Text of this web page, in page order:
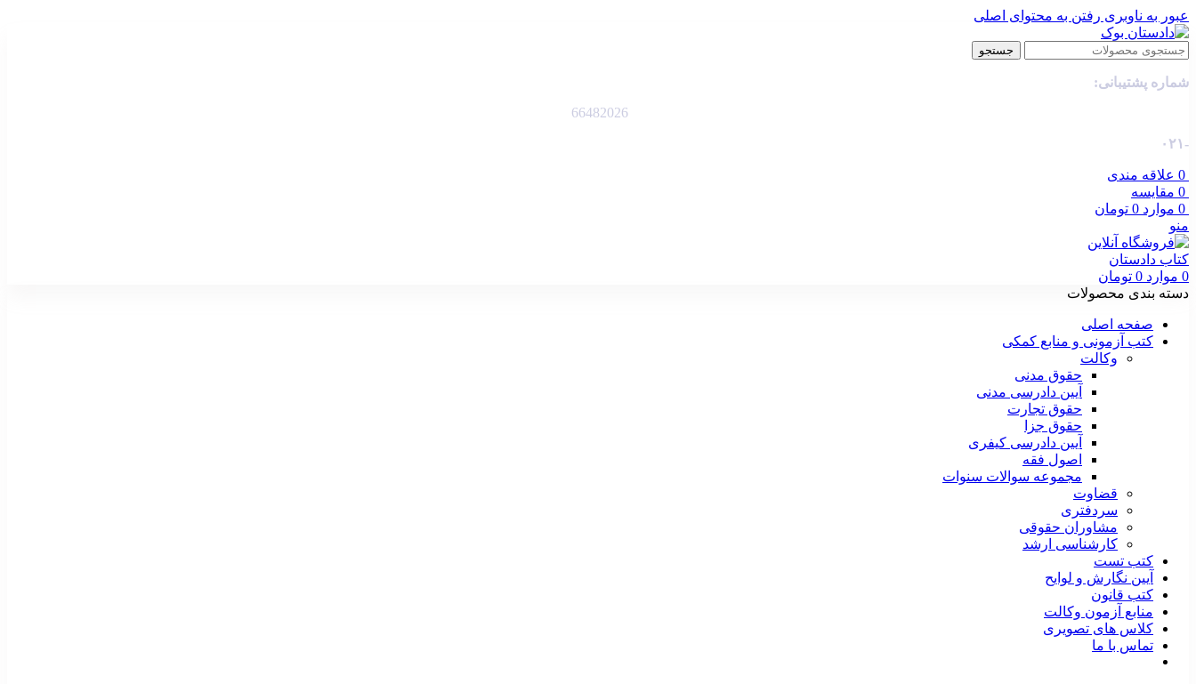
عبور به ناوبری رفتن به محتوای اصلی
جستجو
شماره پشتیبانی:
66482026
-۰۲۱
0 علاقه مندی
0 مقایسه
0 موارد 0 تومان
منو
0 موارد 0 تومان
دسته بندی محصولات
صفحه اصلی
کتب آزمونی و منابع کمکی
وکالت
حقوق مدنی
آیین دادرسی مدنی
حقوق تجارت
حقوق جزا
آیین دادرسی کیفری
اصول فقه
مجموعه سوالات سنوات
قضاوت
سردفتری
مشاوران حقوقی
کارشناسی ارشد
کتب تست
آیین نگارش و لوایح
کتب قانون
منابع آزمون وکالت
کلاس های تصویری
تماس با ما